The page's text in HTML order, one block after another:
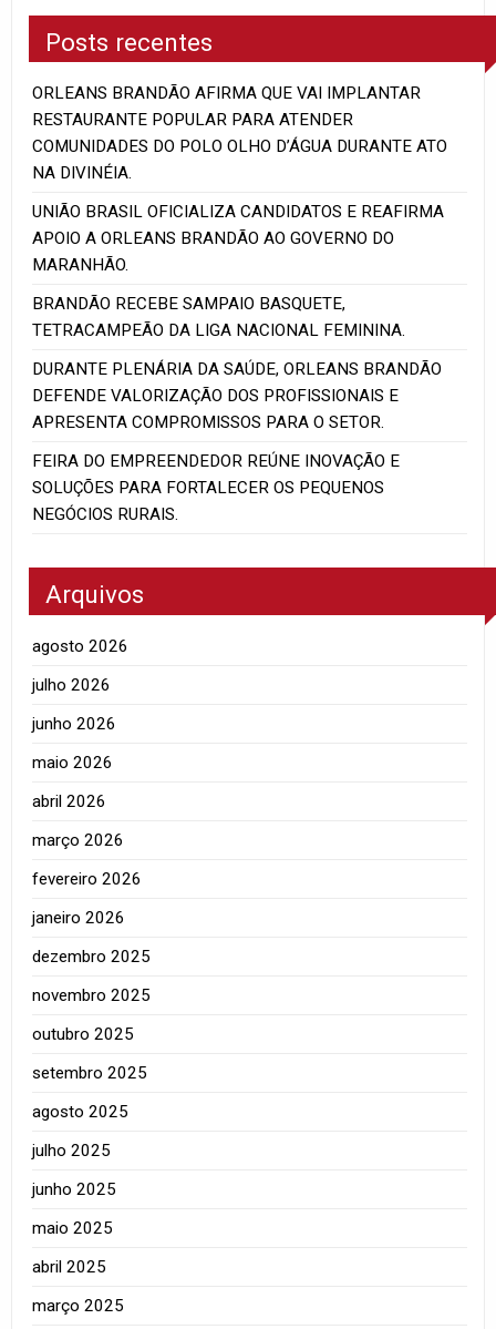
Posts recentes
ORLEANS BRANDÃO AFIRMA QUE VAI IMPLANTAR
RESTAURANTE POPULAR PARA ATENDER
COMUNIDADES DO POLO OLHO D’ÁGUA DURANTE ATO
NA DIVINÉIA.
UNIÃO BRASIL OFICIALIZA CANDIDATOS E REAFIRMA
APOIO A ORLEANS BRANDÃO AO GOVERNO DO
MARANHÃO.
BRANDÃO RECEBE SAMPAIO BASQUETE,
TETRACAMPEÃO DA LIGA NACIONAL FEMININA.
DURANTE PLENÁRIA DA SAÚDE, ORLEANS BRANDÃO
DEFENDE VALORIZAÇÃO DOS PROFISSIONAIS E
APRESENTA COMPROMISSOS PARA O SETOR.
FEIRA DO EMPREENDEDOR REÚNE INOVAÇÃO E
SOLUÇÕES PARA FORTALECER OS PEQUENOS
NEGÓCIOS RURAIS.
Arquivos
agosto 2026
julho 2026
junho 2026
maio 2026
abril 2026
março 2026
fevereiro 2026
janeiro 2026
dezembro 2025
novembro 2025
outubro 2025
setembro 2025
agosto 2025
julho 2025
junho 2025
maio 2025
abril 2025
março 2025